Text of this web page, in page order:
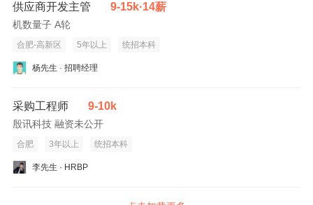
供应商开发主管 9-15k·14薪
机数量子 A轮
合肥-高新区 5年以上 统招本科
杨先生 · 招聘经理
采购工程师 9-10k
殷讯科技 融资未公开
合肥 3年以上 统招本科
李先生 · HRBP